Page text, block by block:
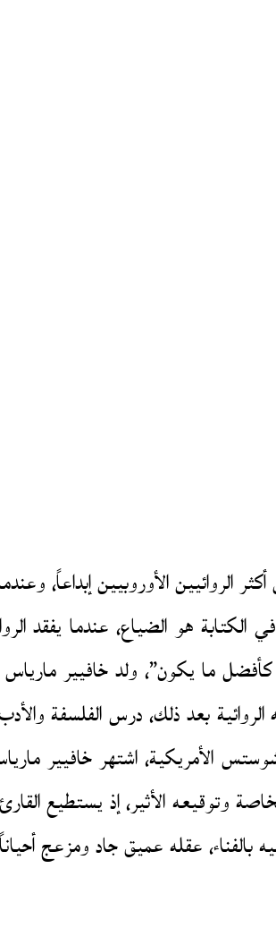
(70 عاماً)، وصفه البعض بأنه واحد من أكثر الروائيين
ما في الكتابة هو الضياع، عندما
بعد ذلك، درس الفلسفة
الأمريكية، اشتهر خافيير
وتوقيعه الأثير، إذ يستطيع
عقله عميق جاد ومزعج